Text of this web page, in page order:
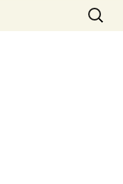
Search
for: